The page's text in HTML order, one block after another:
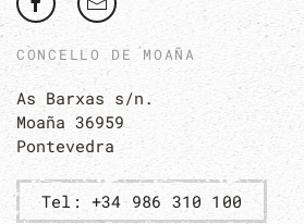
CONCELLO DE MOAÑA
As Barxas s/n.
Moaña 36959
Pontevedra
Tel: +34 986 310 100